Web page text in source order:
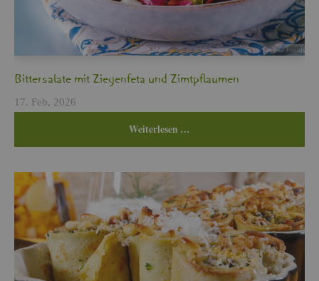
Bit­ter­sa­la­te mit Zie­gen­fe­ta und Zimt­pflau­men
17. Feb, 2026
Wei­ter­le­sen …